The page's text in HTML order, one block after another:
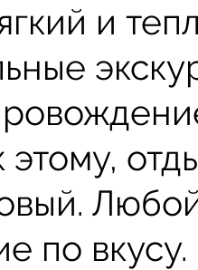
и
этому,
по вкусу.